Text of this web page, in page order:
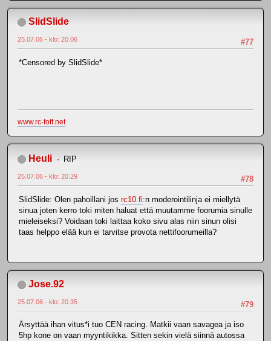
SlidSlide
#77
25.07.06 - klo: 20.06
*Censored by SlidSlide*
www.rc-foff.net
Heuli RIP
#78
25.07.06 - klo: 20.29
SlidSlide: Olen pahoillani jos rc10.fi:n moderointilinja ei miellytä
sinua joten kerro toki miten haluat että muutamme foorumia sinulle
mieleiseksi? Voidaan toki laittaa koko sivu alas niin sinun olisi
taas helppo elää kun ei tarvitse provota nettifoorumeilla?
Jose.92
#79
25.07.06 - klo: 20.35
Ärsyttää ihan vitus*i tuo CEN racing. Matkii vaan savagea ja iso
5hp kone on vaan myyntikikka. Sitten sekin vielä siinnä autossa